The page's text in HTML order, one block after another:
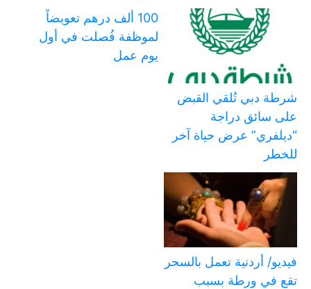
شرطة دبي تُلقي القبض
على سائق دراجة
“ديلفري” عرض حياة آخر
للخطر
100 ألف درهم تعويضاً
لموظفة فُصلت في أول
يوم عمل
فيديو/ أردنية تعمل بالسحر
تقع في ورطة بسبب